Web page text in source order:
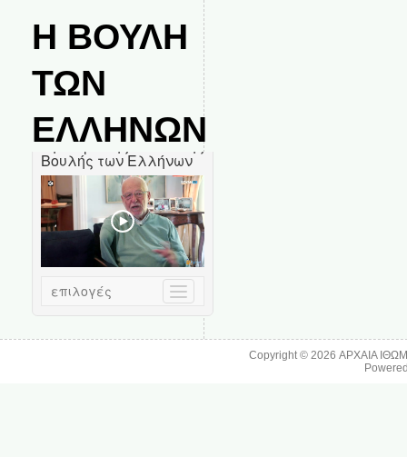
Η ΒΟΥΛΗ
ΤΩΝ
ΕΛΛΗΝΩΝ
Copyright © 2026ΑΡΧΑΙΑ